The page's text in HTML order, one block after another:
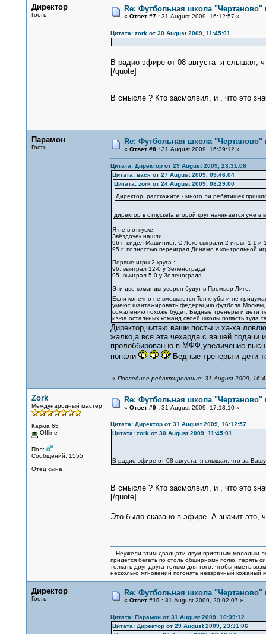
Директор
Гость
Re: Футбольная школа "Чертаново"
« Ответ #7 :31 August 2009, 16:12:57 »
Цитата: zork от 30 August 2009, 11:45:01
В радио эфире от 08 августа я слышал,
[/quote]
В смысле ? Кто засмолвил, и , что это
Парамон
Гость
Re: Футбольная школа "Чертаново"
« Ответ #8 :31 August 2009, 16:39:12 »
Цитата: Директор от 29 August 2009, 23:31:06
Цитата: вася от 27 August 2009, 09:46:04
Цитата: zork от 24 August 2009, 08:29:00
Директор, расскажите - много ли ребятишек
директор в отпуске!а второй круг начинается уже в
Я не в отпуске.
Звёздочек нашли.
96 г. видел Машинист. С Локо сыграли 2 игры. 1-1 и
95 г. полностью переиграл Динамо в контрольной
Первые игры 2 круга :
96. выиграл 12-0 у Зеленограда
95. выиграл 5-0 у Зеленограда
Эти две команды уверен будут в Премьер Лиге.
Если конечно не вмешаются Топ-клубы и не
умеют шантажировать федерацию футбола Москвы,
сожалению похоже будет. Бедные тренеры и дети
из-за остальных команд своей школы попасть туда
Директор,читаю ваши посты и ха-ха
жалко,а вся эта чехарда с вашей подачи
пролоббированно в МФФ,увеличение
попали
"Бедные тренеры и дети
« Последнее редактирование: 31 August 2009,
Zork
Международный мастер
Карма 65
Offline
Пол:
Сообщений: 1555
Отец сына
Re: Футбольная школа "Чертаново"
« Ответ #9 :31 August 2009, 17:18:10 »
Цитата: Директор от 31 August 2009, 16:12:57
Цитата: zork от 30 August 2009, 11:45:01
В радио эфире от 08 августа я слышал, что за
В смысле ? Кто засмолвил, и , что это
[/quote]
Это было сказано в эфире. А значит это,
-- Неужели этим двадцати двум приятным молодым
придется бегать по столь обширному полю, терять
толкать друг друга только для того, чтобы иметь
несколько мгновений погонять невзрачный кожаный
Директор
Гость
Re: Футбольная школа "Чертаново"
« Ответ #10 :31 August 2009, 20:02:07 »
Цитата: Парамон от 31 August 2009, 16:39:12
Цитата: Директор от 29 August 2009, 23:31:06